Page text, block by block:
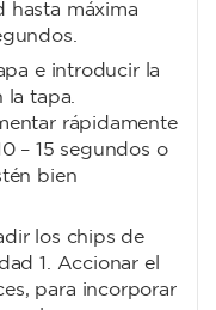
hasta máxima
e introducir la
la tapa.
rápidamente
– 15 segundos o
bien
los chips de
1. Accionar el
para incorporar